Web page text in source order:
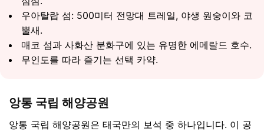
우아탈랍 섬: 500미터 전망대 트레일, 야생 원숭이와 코
뿔새.
매코 섬과 사화산 분화구에 있는 유명한 에메랄드 호수.
무인도를 따라 즐기는 선택 카약.
앙통 국립 해양공원
앙통 국립 해양공원은 태국만의 보석 중 하나입니다. 이 공